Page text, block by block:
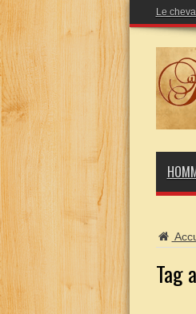
Le cheval
Tag